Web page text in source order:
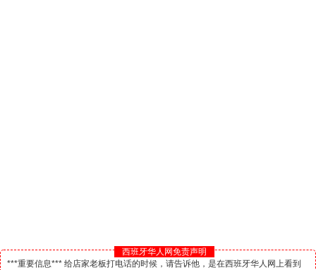
西班牙华人网免责声明
***重要信息*** 给店家老板打电话的时候，请告诉他，是在西班牙华人网上看到